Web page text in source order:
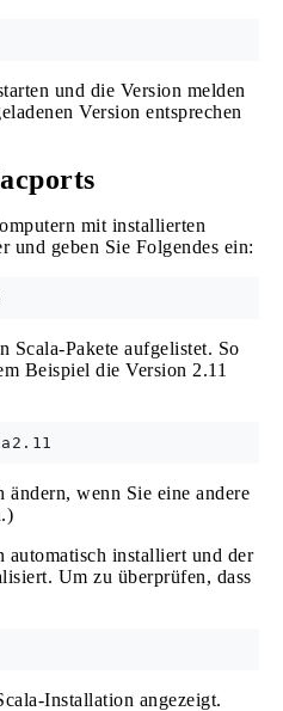
und die Version melden
Version entsprechen
mit installierten
und geben Sie Folgendes ein:
Scala-Pakete aufgelistet. So
Beispiel die Version 2.11
ändern, wenn Sie eine andere
installiert und der
Um zu überprüfen, dass
Installation angezeigt.